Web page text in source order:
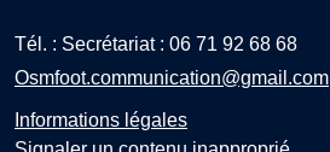
Tél. : Secrétariat : 06 71 92 68 68
Osmfoot.communication@gmail.com
Informations légales